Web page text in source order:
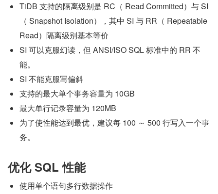
TiDB 支持的隔离级别是 RC（ Read Committed）与 SI
（ Snapshot Isolation），其中 SI 与 RR（ Repeatable
Read）隔离级别基本等价
SI 可以克服幻读，但 ANSI/ISO SQL 标准中的 RR 不
能。
SI 不能克服写偏斜
支持的最大单个事务容量为 10GB
最大单行记录容量为 120MB
为了使性能达到最优，建议每 100 ～ 500 行写入一个事
务。
优化 SQL 性能
使用单个语句多行数据操作